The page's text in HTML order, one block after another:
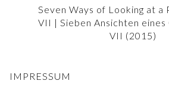
Seven Ways of Looking at a
VII | Sieben Ansichten
VII (2015)
IMPRESSUM